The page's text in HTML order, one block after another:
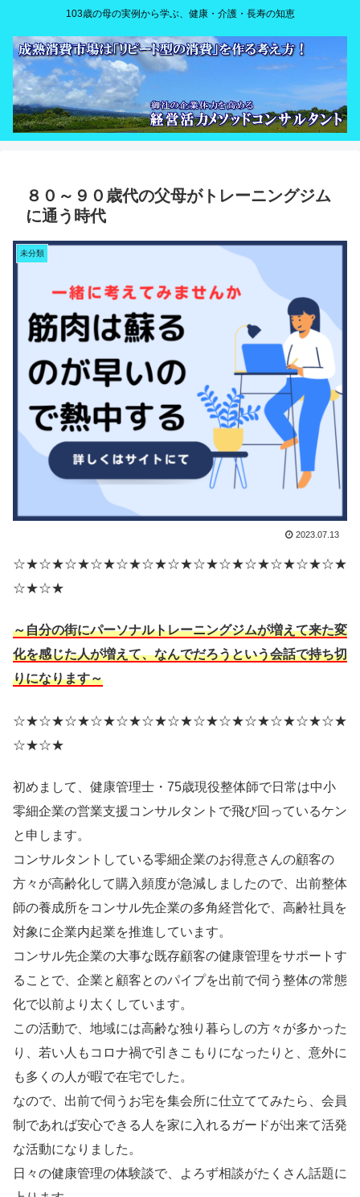
103歳の母の実例から学ぶ、健康・介護・長寿の知恵
８０～９０歳代の父母がトレーニングジム
に通う時代
未分類
2023.07.13
☆★☆★☆★☆★☆★☆★☆★☆★☆★☆★☆★☆★☆★
☆★☆★
～自分の街にパーソナルトレーニングジムが増えて来た変
化を感じた人が増えて、なんでだろうという会話で持ち切
りになります～
☆★☆★☆★☆★☆★☆★☆★☆★☆★☆★☆★☆★☆★
☆★☆★
初めまして、健康管理士・75歳現役整体師で日常は中小
零細企業の営業支援コンサルタントで飛び回っているケン
と申します。
コンサルタントしている零細企業のお得意さんの顧客の
方々が高齢化して購入頻度が急減しましたので、出前整体
師の養成所をコンサル先企業の多角経営化で、高齢社員を
対象に企業内起業を推進しています。
コンサル先企業の大事な既存顧客の健康管理をサポートす
ることで、企業と顧客とのパイプを出前で伺う整体の常態
化で以前より太くしています。
この活動で、地域には高齢な独り暮らしの方々が多かった
り、若い人もコロナ禍で引きこもりになったりと、意外に
も多くの人が暇で在宅でした。
なので、出前で伺うお宅を集会所に仕立ててみたら、会員
制であれば安心できる人を家に入れるガードが出来て活発
な活動になりました。
日々の健康管理の体験談で、よろず相談がたくさん話題に